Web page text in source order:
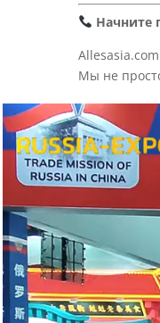
Начните
Мы не